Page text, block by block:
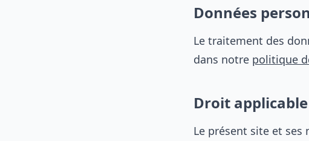
Données
Le traitement des
dans notre politique
Droit applicable
Le présent site et